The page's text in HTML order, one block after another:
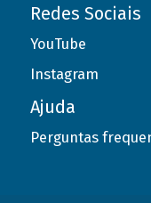
Redes Sociais
YouTube
Instagram
Ajuda
Perguntas